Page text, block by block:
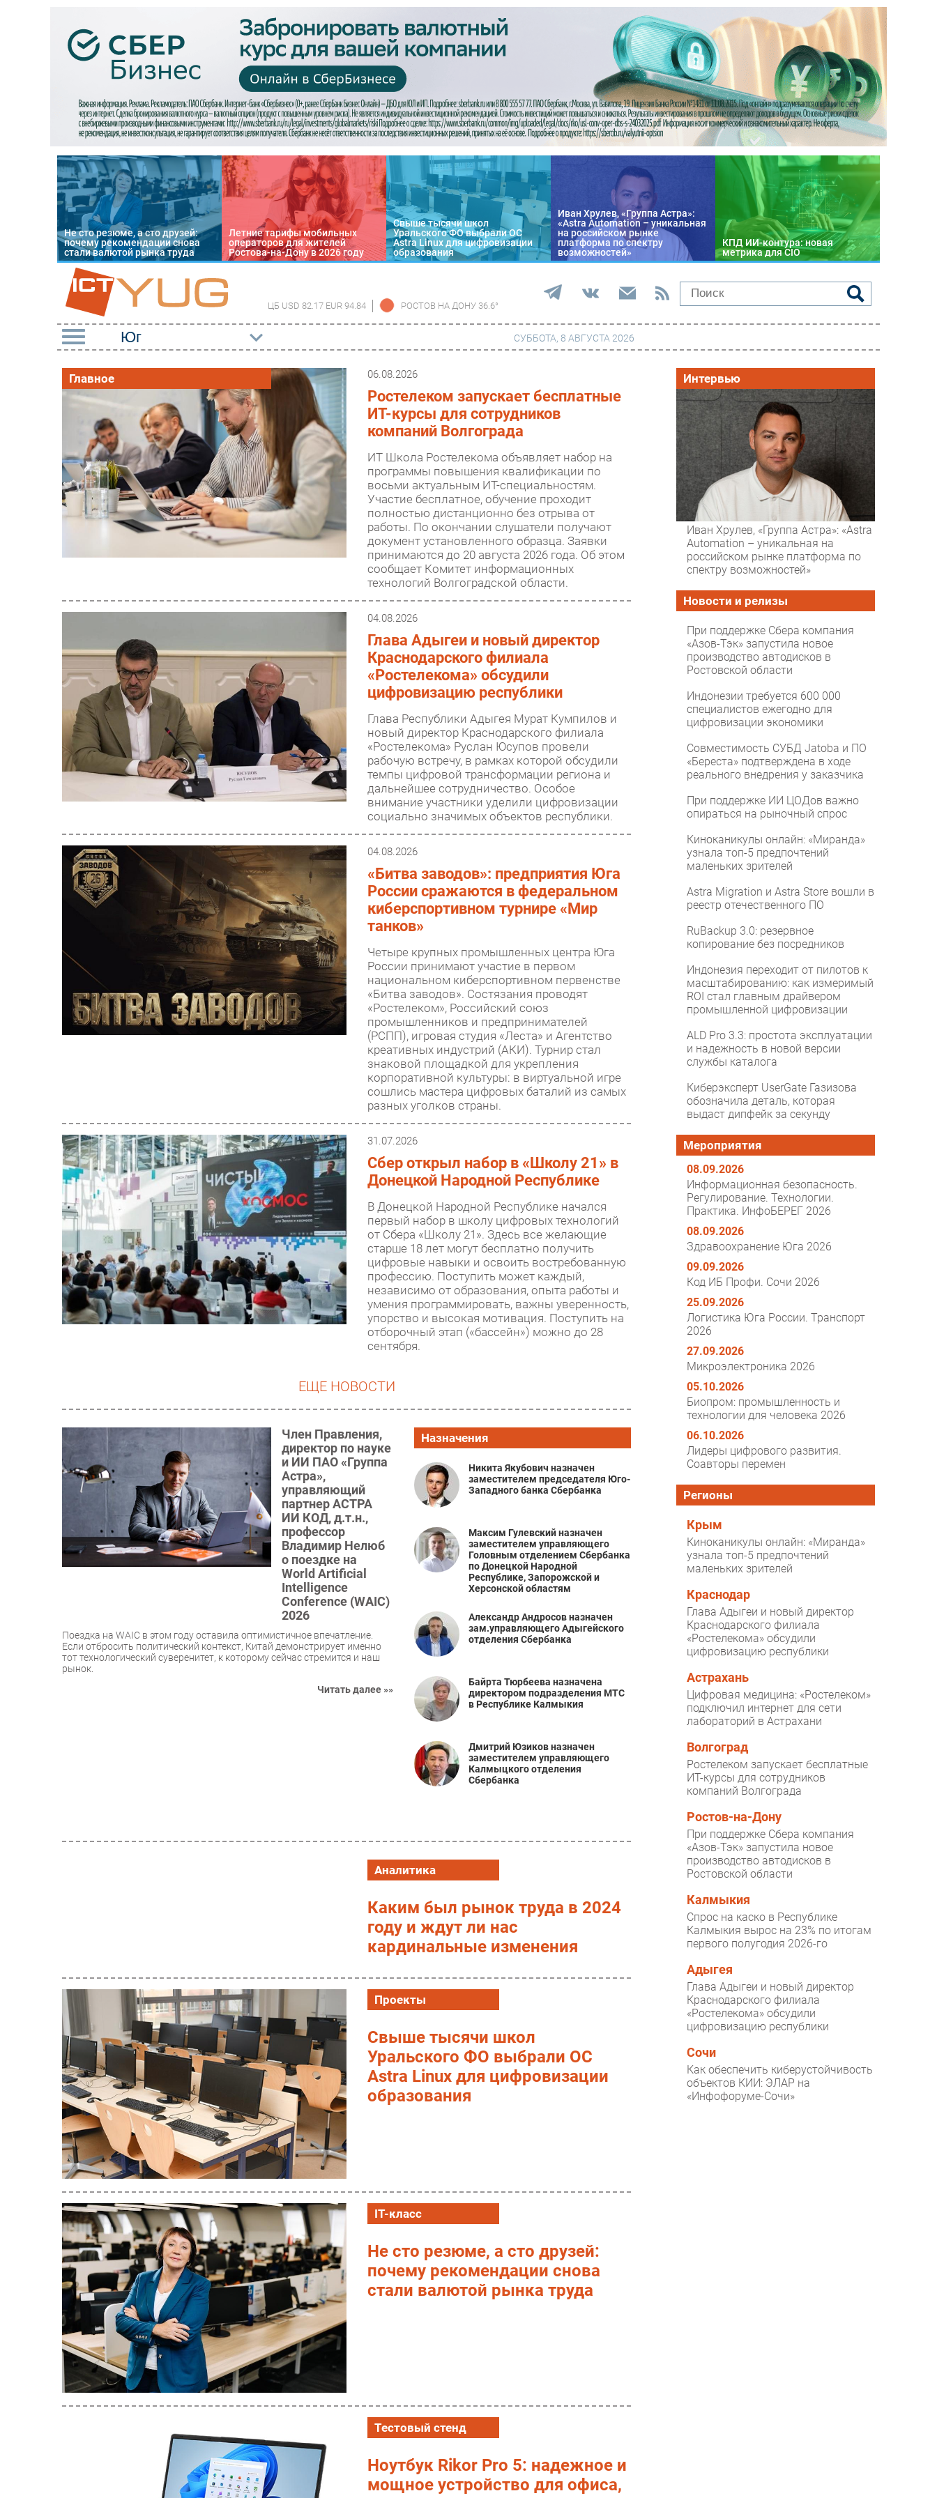
Не сто резюме, а сто друзей:
почему рекомендации снова
стали валютой рынка труда
Летние тарифы мобильных
операторов для жителей
Ростова-на-Дону в 2026 году
Свыше тысячи школ
Уральского ФО выбрали ОС
Astra Linux для цифровизации
образования
Иван Хрулев, «Группа Астра»:
«Astra Automation – уникальная
на российском рынке
платформа по спектру
возможностей»
КПД ИИ-контура: новая
метрика для CIO
ЦБ USD 82.17 EUR 94.84 РОСТОВ НА ДОНУ 36.6°
РУБРИКИ
Импорто­замещение
Автоматизация
Промышленности
Интернет
Мобильная связь
Фиксированная связь
Маркетинг
Торговые сети
Оборудование
ПО
Outsourcing
Кадры
Финансы
Web
Безопасность
Инновации
CIO/Управление ИТ
Гаджеты
Здоровье
РАЗДЕЛЫ
Новости
Аналитика
Интервью
Мероприятия
Проекты
IT класс
Тестовый стенд
Каталог компаний
СУББОТА, 8 АВГУСТА 2026
Главное
ЕЩЕ НОВОСТИ
06.08.2026
Ростелеком запускает бесплатные
ИТ-курсы для сотрудников
компаний Волгограда
ИТ Школа Ростелекома объявляет набор на
программы повышения квалификации по
восьми актуальным ИТ-специальностям.
Участие бесплатное, обучение проходит
полностью дистанционно без отрыва от
работы. По окончании слушатели получают
документ установленного образца. Заявки
принимаются до 20 августа 2026 года. Об этом
сообщает Комитет информационных
технологий Волгоградской области.
04.08.2026
Глава Адыгеи и новый директор
Краснодарского филиала
«Ростелекома» обсудили
цифровизацию республики
Глава Республики Адыгея Мурат Кумпилов и
новый директор Краснодарского филиала
«Ростелекома» Руслан Юсупов провели
рабочую встречу, в рамках которой обсудили
темпы цифровой трансформации региона и
дальнейшее сотрудничество. Особое
внимание участники уделили цифровизации
социально значимых объектов республики.
04.08.2026
«Битва заводов»: предприятия Юга
России сражаются в федеральном
киберспортивном турнире «Мир
танков»
Четыре крупных промышленных центра Юга
России принимают участие в первом
национальном киберспортивном первенстве
«Битва заводов». Состязания проводят
«Ростелеком», Российский союз
промышленников и предпринимателей
(РСПП), игровая студия «Леста» и Агентство
креативных индустрий (АКИ). Турнир стал
знаковой площадкой для укрепления
корпоративной культуры: в виртуальной игре
сошлись мастера цифровых баталий из самых
разных уголков страны.
31.07.2026
Сбер открыл набор в «Школу 21» в
Донецкой Народной Республике
В Донецкой Народной Республике начался
первый набор в школу цифровых технологий
от Сбера «Школу 21». Здесь все желающие
старше 18 лет могут бесплатно получить
цифровые навыки и освоить востребованную
профессию. Поступить может каждый,
независимо от образования, опыта работы и
умения программировать, важны уверенность,
упорство и высокая мотивация. Поступить на
отборочный этап («бассейн») можно до 28
сентября.
Аналитика
Каким был рынок труда в 2024
году и ждут ли нас
кардинальные изменения
Проекты
Свыше тысячи школ
Уральского ФО выбрали ОС
Astra Linux для цифровизации
образования
IT-класс
Не сто резюме, а сто друзей:
почему рекомендации снова
стали валютой рынка труда
Тестовый стенд
Ноутбук Rikor Pro 5: надежное и
мощное устройство для офиса,
Член Правления,
директор по науке
и ИИ ПАО «Группа
Астра»,
управляющий
партнер АСТРА
ИИ КОД, д.т.н.,
профессор
Владимир Нелюб
о поездке на
World Artificial
Intelligence
Conference (WAIC)
2026
Поездка на WAIC в этом году оставила оптимистичное впечатление.
Если отбросить политический контекст, Китай демонстрирует именно
тот технологический суверенитет, к которому сейчас стремится и наш
рынок.
Читать далее »»
Назначения
Никита Якубович назначен
заместителем председателя Юго-
Западного банка Сбербанка
Максим Гулевский назначен
заместителем управляющего
Головным отделением Сбербанка
по Донецкой Народной
Республике, Запорожской и
Херсонской областям
Александр Андросов назначен
зам.управляющего Адыгейского
отделения Сбербанка
Байрта Тюрбеева назначена
директором подразделения МТС
в Республике Калмыкия
Дмитрий Юзиков назначен
заместителем управляющего
Калмыцкого отделения
Сбербанка
Интервью
Иван Хрулев, «Группа Астра»: «Astra
Automation – уникальная на
российском рынке платформа по
спектру возможностей»
Новости и релизы
При поддержке Сбера компания
«Азов-Тэк» запустила новое
производство автодисков в
Ростовской области
Индонезии требуется 600 000
специалистов ежегодно для
цифровизации экономики
Совместимость СУБД Jatoba и ПО
«Береста» подтверждена в ходе
реального внедрения у заказчика
При поддержке ИИ ЦОДов важно
опираться на рыночный спрос
Киноканикулы онлайн: «Миранда»
узнала топ-5 предпочтений
маленьких зрителей
Astra Migration и Astra Store вошли в
реестр отечественного ПО
RuBackup 3.0: резервное
копирование без посредников
Индонезия переходит от пилотов к
масштабированию: как измеримый
ROI стал главным драйвером
промышленной цифровизации
ALD Pro 3.3: простота эксплуатации
и надежность в новой версии
службы каталога
Киберэксперт UserGate Газизова
обозначила деталь, которая
выдаст дипфейк за секунду
Мероприятия
08.09.2026
Информационная безопасность.
Регулирование. Технологии.
Практика. ИнфоБЕРЕГ 2026
08.09.2026
Здравоохранение Юга 2026
09.09.2026
Код ИБ Профи. Сочи 2026
25.09.2026
Логистика Юга России. Транспорт
2026
27.09.2026
Микроэлектроника 2026
05.10.2026
Биопром: промышленность и
технологии для человека 2026
06.10.2026
Лидеры цифрового развития.
Соавторы перемен
Регионы
Крым
Киноканикулы онлайн: «Миранда»
узнала топ-5 предпочтений
маленьких зрителей
Краснодар
Глава Адыгеи и новый директор
Краснодарского филиала
«Ростелекома» обсудили
цифровизацию республики
Астрахань
Цифровая медицина: «Ростелеком»
подключил интернет для сети
лабораторий в Астрахани
Волгоград
Ростелеком запускает бесплатные
ИТ-курсы для сотрудников
компаний Волгограда
Ростов-на-Дону
При поддержке Сбера компания
«Азов-Тэк» запустила новое
производство автодисков в
Ростовской области
Калмыкия
Спрос на каско в Республике
Калмыкия вырос на 23% по итогам
первого полугодия 2026-го
Адыгея
Глава Адыгеи и новый директор
Краснодарского филиала
«Ростелекома» обсудили
цифровизацию республики
Сочи
Как обеспечить киберустойчивость
объектов КИИ: ЭЛАР на
«Инфофоруме-Сочи»